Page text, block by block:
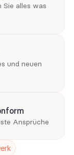
Sie alles was
und neuen
Ansprüche